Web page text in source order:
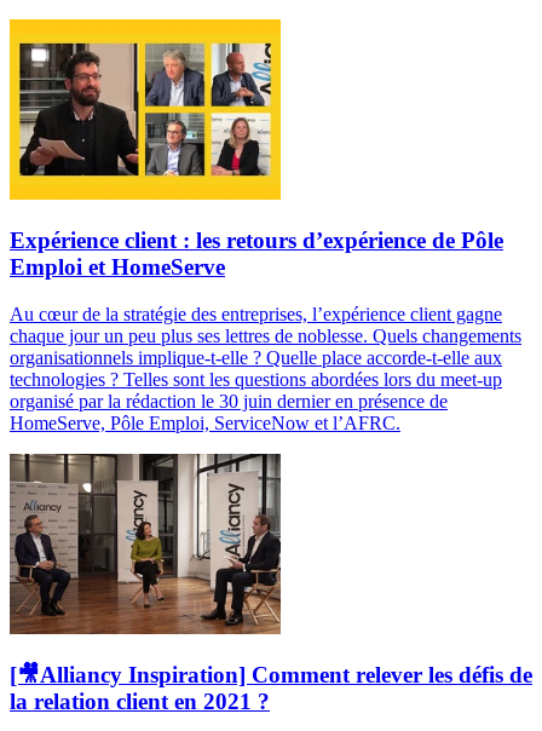
Expérience client : les retours d’expérience de Pôle
Emploi et HomeServe
Au cœur de la stratégie des entreprises, l’expérience client gagne
chaque jour un peu plus ses lettres de noblesse. Quels changements
organisationnels implique-t-elle ? Quelle place accorde-t-elle aux
technologies ? Telles sont les questions abordées lors du meet-up
organisé par la rédaction le 30 juin dernier en présence de
HomeServe, Pôle Emploi, ServiceNow et l’AFRC.
[🎥Alliancy Inspiration] Comment relever les défis de
la relation client en 2021 ?